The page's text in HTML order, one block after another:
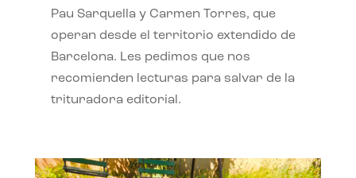
Pau Sarquella y Carmen Torres, que
operan desde el territorio extendido de
Barcelona. Les pedimos que nos
recomienden lecturas para salvar de la
trituradora editorial.